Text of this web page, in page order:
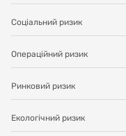
Соціальний ризик
Операційний ризик
Ринковий ризик
Екологічний ризик